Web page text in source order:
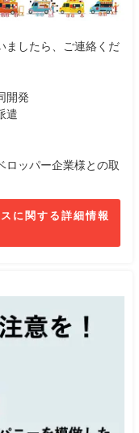
ましたら、ご連絡くだ
開発
遣
ロッパー企業様との取
に関する詳細情報